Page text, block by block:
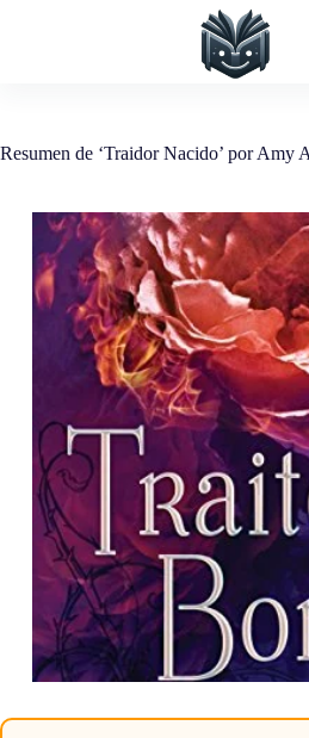
Resumen de ‘Traidor Nacido’ por Amy